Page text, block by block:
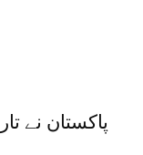
پاکستان نے